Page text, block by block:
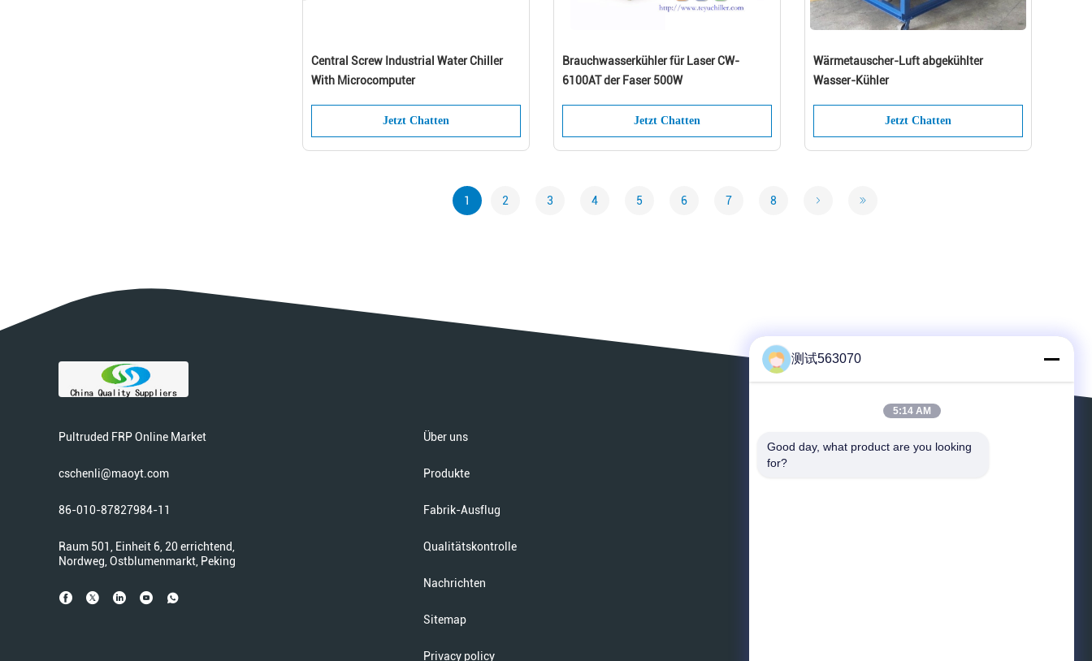
Central Screw Industrial Water Chiller
With Microcomputer
Jetzt Chatten
Brauchwasserkühler für Laser CW-
6100AT der Faser 500W
Jetzt Chatten
Wärmetauscher-Luft abgekühlter
Wasser-Kühler
Jetzt Chatten
1 2 3 4 5 6 7 8
Pultruded FRP Online Market
cschenli@maoyt.com
86-010-87827984-11
Raum 501, Einheit 6, 20 errichtend,
Nordweg, Ostblumenmarkt, Peking
Über uns
Produkte
Fabrik-Ausflug
Qualitätskontrolle
Nachrichten
Sitemap
Privacy policy
测试563070
5:14 AM
Good day, what product are you looking
for?